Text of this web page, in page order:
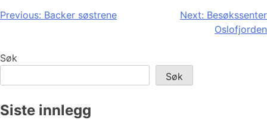
Innleggsnavigasjon
Previous: Backer søstrene Next: Besøkssenter
Oslofjorden
Søk
Søk
Siste innlegg